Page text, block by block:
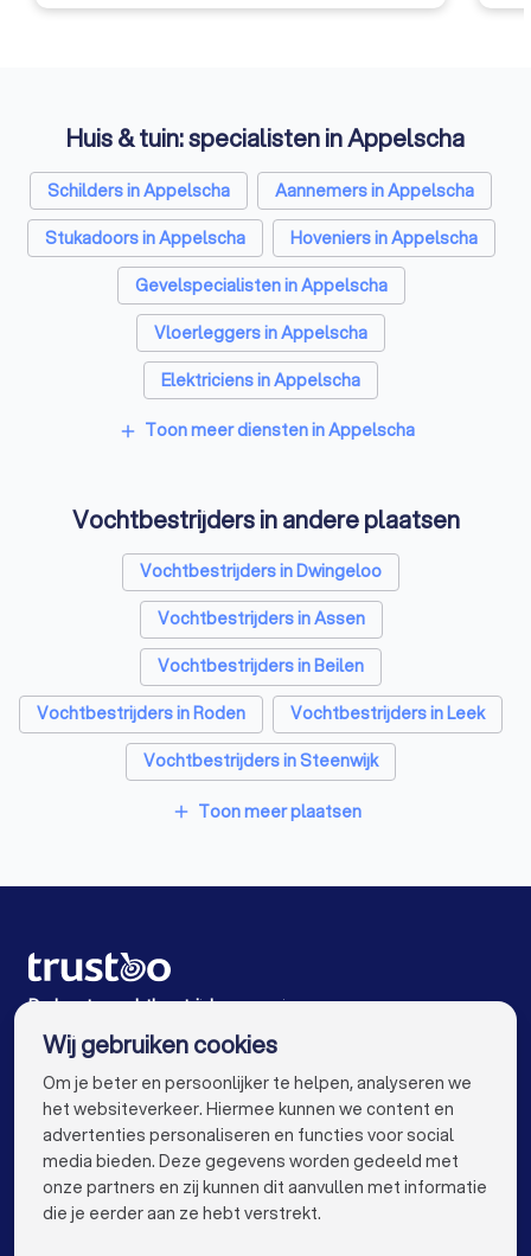
Huis & tuin: specialisten in Appelscha
Schilders in Appelscha
Aannemers in Appelscha
Stukadoors in Appelscha
Hoveniers in Appelscha
Gevelspecialisten in Appelscha
Vloerleggers in Appelscha
Elektriciens in Appelscha
Isolatiebedrijven in Appelscha
Architecten in Appelscha
Zonwering specialisten in Appelscha
Badkamer installateurs in Appelscha
Traprenovatie bedrijven in Appelscha
Schoorsteenvegers in Appelscha
Hekwerkspecialisten in Appelscha
Interieurstylisten in Appelscha
add Toon meer diensten in Appelscha
Vochtbestrijders in andere plaatsen
Vochtbestrijders in Dwingeloo
Vochtbestrijders in Assen
Vochtbestrijders in Beilen
Vochtbestrijders in Roden
Vochtbestrijders in Leek
Vochtbestrijders in Steenwijk
Vochtbestrijders in Wolvega
Vochtbestrijders in Amsterdam
Vochtbestrijders in Rotterdam
Vochtbestrijders in Den Haag
Vochtbestrijders in Utrecht
Vochtbestrijders in Eindhoven
add Toon meer plaatsen
De beste vochtbestrijders voor jou
VOOR PARTICULIEREN keyboard_arrow_down
Wij gebruiken cookies
Om je beter en persoonlijker te helpen, analyseren we
het websiteverkeer. Hiermee kunnen we content en
advertenties personaliseren en functies voor social
media bieden. Deze gegevens worden gedeeld met
onze partners en zij kunnen dit aanvullen met informatie
die je eerder aan ze hebt verstrekt.